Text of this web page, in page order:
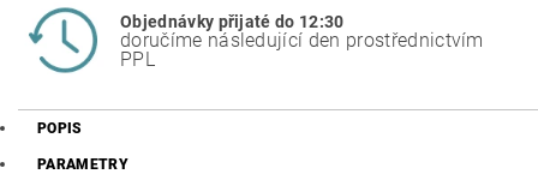
Objednávky přijaté do 12:30
doručíme následující den prostřednictvím
PPL
POPIS
PARAMETRY